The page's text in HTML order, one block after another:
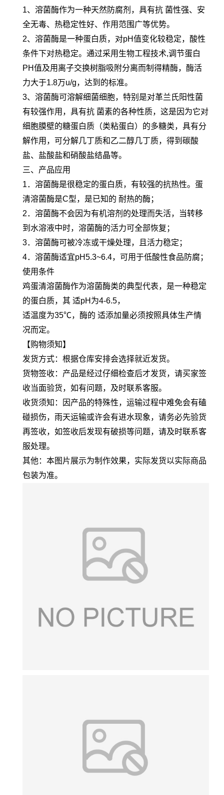
1、溶菌酶作为一种天然防腐剂，具有抗 菌性强、安
全无毒、热稳定性好、作用范围广等优势。
2、溶菌酶是一种蛋白质，对pH值变化较稳定，酸性
条件下对热稳定。通过采用生物工程技术,调节蛋白
PH值及用离子交换树脂吸附分离而制得精酶，酶活
力大于1.8万u/g，达到的标准。
3、溶菌酶可溶解细菌细胞，特别是对革兰氏阳性菌
有较强作用，具有抗 菌素的各种性质，这是因为它对
细胞膜壁的糖蛋白质（类粘蛋白）的多糖类，具有分
解作用，可分解几丁质和乙二醇几丁质，得到碳酸
盐、盐酸盐和硝酸盐结晶等。
三、产品应用
1．溶菌酶是很稳定的蛋白质，有较强的抗热性。蛋
清溶菌酶是C型，是已知的 耐热的酶；
2．溶菌酶不会因为有机溶剂的处理而失活，当转移
到水溶液中时，溶菌酶的活力可全部恢复；
3．溶菌酶可被冷冻或干燥处理，且活力稳定；
4．溶菌酶适宜pH5.3~6.4，可用于低酸性食品防腐；
使用条件
鸡蛋清溶菌酶作为溶菌酶类的典型代表，是一种稳定
的蛋白质，其 适pH为4-6.5，
适温度为35℃，酶的 适添加量必须按照具体生产情
况而定。
【购物须知】
发货方式：根据仓库安排会选择就近发货。
货物签收：产品是经过仔细检查后才发货，请买家签
收当面验货，如有问题，及时联系客服。
收货须知：因产品的特殊性，运输过程中难免会有磕
碰损伤，雨天运输或许会有进水现象，请务必先验货
再签收，如签收后发现有破损等问题，请及时联系客
服处理。
其他：本图片展示为制作效果，实际发货以实际商品
包装为准。